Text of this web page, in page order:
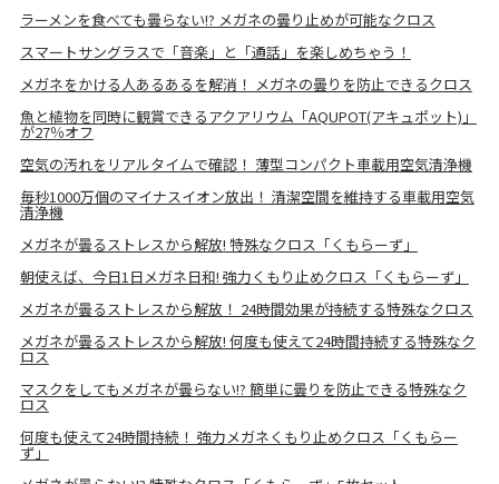
ラーメンを食べても曇らない!? メガネの曇り止めが可能なクロス
スマートサングラスで「音楽」と「通話」を楽しめちゃう！
メガネをかける人あるあるを解消！ メガネの曇りを防止できるクロス
魚と植物を同時に観賞できるアクアリウム「AQUPOT(アキュポット)」
が27％オフ
空気の汚れをリアルタイムで確認！ 薄型コンパクト車載用空気清浄機
毎秒1000万個のマイナスイオン放出！ 清潔空間を維持する車載用空気
清浄機
メガネが曇るストレスから解放! 特殊なクロス「くもらーず」
朝使えば、今日1日メガネ日和! 強力くもり止めクロス「くもらーず」
メガネが曇るストレスから解放！ 24時間効果が持続する特殊なクロス
メガネが曇るストレスから解放! 何度も使えて24時間持続する特殊なク
ロス
マスクをしてもメガネが曇らない!? 簡単に曇りを防止できる特殊なク
ロス
何度も使えて24時間持続！ 強力メガネくもり止めクロス「くもらー
ず」